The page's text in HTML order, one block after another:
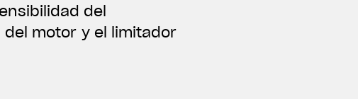
del
motor y el limitador